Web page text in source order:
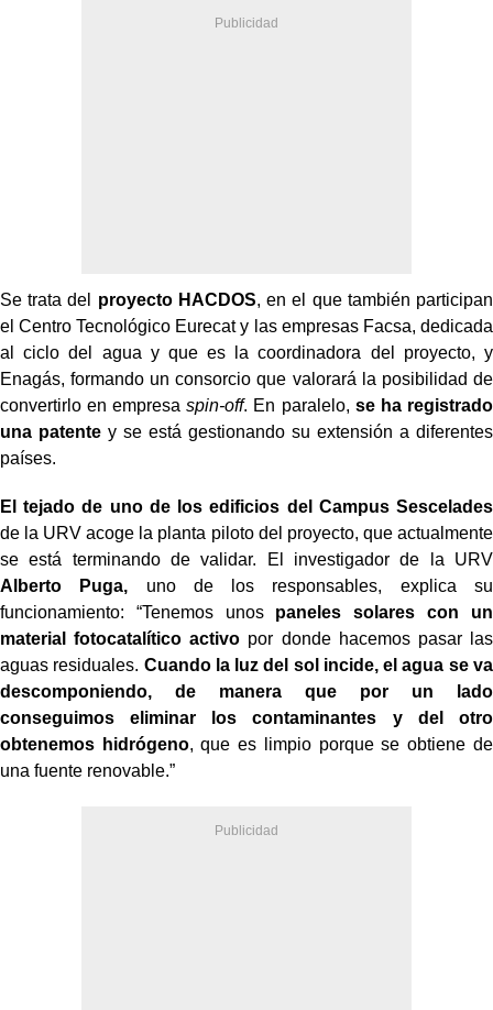
Se trata del proyecto HACDOS, en el que también participan
el Centro Tecnológico Eurecat y las empresas Facsa, dedicada
al ciclo del agua y que es la coordinadora del proyecto, y
Enagás, formando un consorcio que valorará la posibilidad de
convertirlo en empresaspin-off. En paralelo, se ha registrado
una patente y se está gestionando su extensión a diferentes
países.
El tejado de uno de los edificios del Campus Sescelades
de la URV acoge la planta piloto del proyecto, que actualmente
se está terminando de validar. El investigador de la URV
Alberto Puga, uno de los responsables, explica su
funcionamiento: “Tenemos unos paneles solares con un
material fotocatalítico activo por donde hacemos pasar las
aguas residuales. Cuando la luz del sol incide, el agua se va
descomponiendo, de manera que por un lado
conseguimos eliminar los contaminantes y del otro
obtenemos hidrógeno, que es limpio porque se obtiene de
una fuente renovable.”